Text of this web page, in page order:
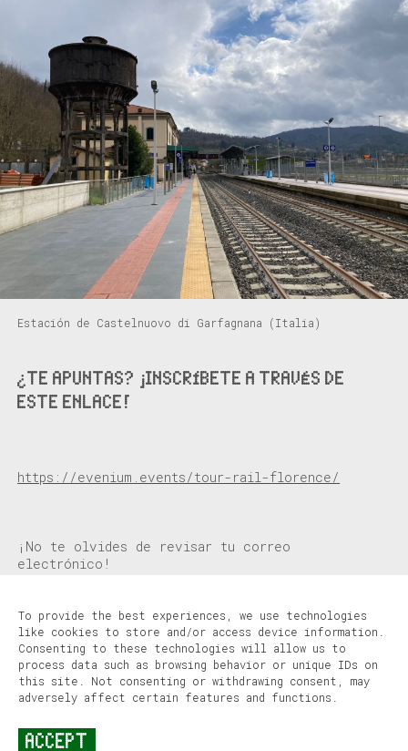
To provide the best experiences, we use technologies
like cookies to store and/or access device information.
Consenting to these technologies will allow us to
process data such as browsing behavior or unique IDs on
this site. Not consenting or withdrawing consent, may
adversely affect certain features and functions.
ACCEPT
Estación de Castelnuovo di Garfagnana (Italia)
¿TE APUNTAS? ¡INSCRÍBETE A TRAVÉS DE
ESTE ENLACE!
https://evenium.events/tour-rail-florence/
¡No te olvides de revisar tu correo
electrónico!